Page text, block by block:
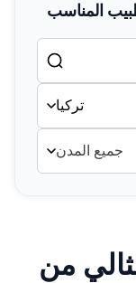
المناسب
تركيا
جميع المدن
من